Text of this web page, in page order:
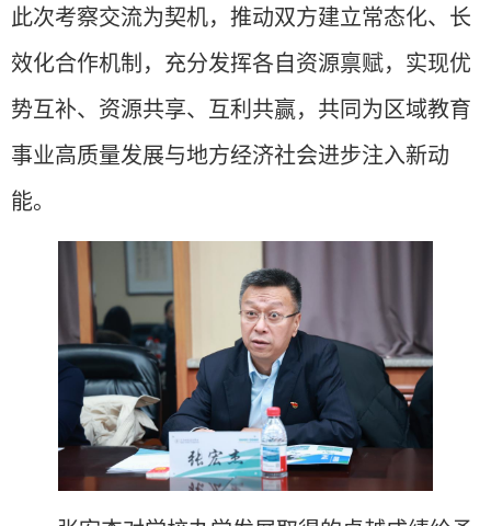
此次考察交流为契机，推动双方建立常态化、长
效化合作机制，充分发挥各自资源禀赋，实现优
势互补、资源共享、互利共赢，共同为区域教育
事业高质量发展与地方经济社会进步注入新动
能。